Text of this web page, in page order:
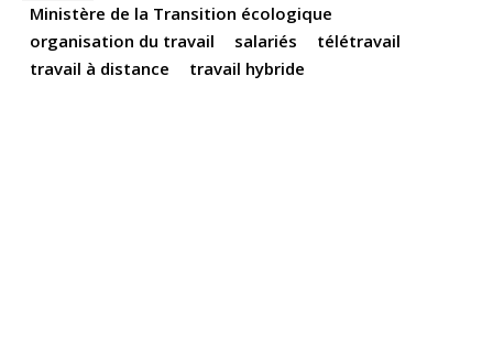
Ministère de la Transition écologique
organisation du travail
salariés
télétravail
travail à distance
travail hybride